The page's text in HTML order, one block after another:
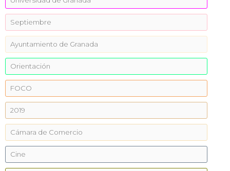
Septiembre
Ayuntamiento de Granada
Orientación
FOCO
2019
Cámara de Comercio
Cine